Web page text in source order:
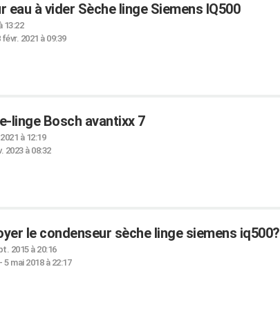
eau à vider Sèche linge Siemens IQ500
13:22
févr. 2021 à 09:39
linge Bosch avantixx 7
à 12:19
2023 à 08:32
le condenseur sèche linge siemens iq500?
2015 à 20:16
5 mai 2018 à 22:17